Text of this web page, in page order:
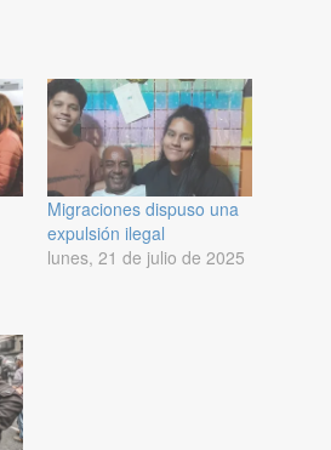
Migraciones dispuso una
expulsión ilegal
lunes, 21 de julio de 2025